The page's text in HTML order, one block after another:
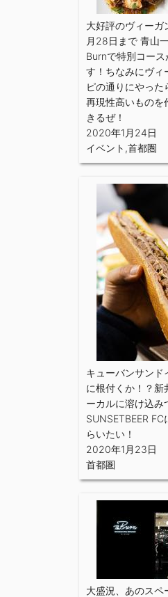
大好評のヴィーガ
月28日まで 青山
Burnで特別コース
す！ちなみにヴィ
ピの通りにやった
再現性高いものを
きるぜ！
2020年1月24日
イベント ,首都圏
キューバンサンド
に根付くか！？新
ーカルに溶け込み
SUNSETBEER FC
らいたい！
2020年1月23日
首都圏
大盛況、あのスペ